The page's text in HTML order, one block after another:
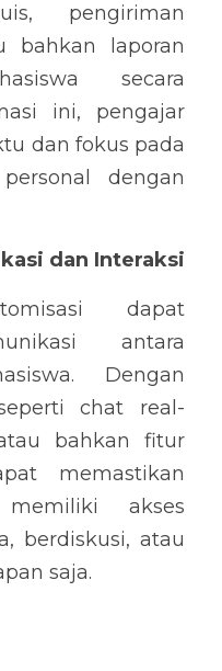
pengiriman
bahkan laporan
secara
ini, pengajar
dan fokus pada
dengan
dan Interaksi
dapat
antara
Dengan
chat real-
bahkan fitur
memastikan
akses
berdiskusi, atau
saja.